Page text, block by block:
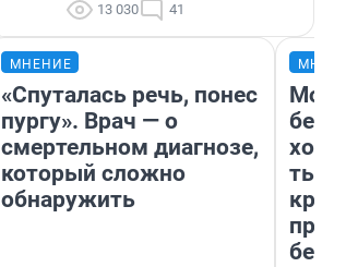
13 030 41
МНЕНИЕ
«Спуталась речь, понес
пургу». Врач — о
смертельном диагнозе,
который сложно
обнаружить
Мой